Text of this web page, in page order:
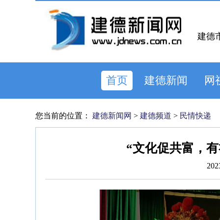
建德
首页 建德新闻 网
您当前的位置： 建德新闻网 > 建德频道 > 民情快递
“文化促共富，